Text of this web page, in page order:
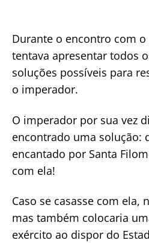
Durante o encontro com
tentava apresentar todos
soluções possíveis para
o imperador.
O imperador por sua vez
encontrado uma solução:
encantado por Santa
com ela!
Caso se casasse com ela,
mas também colocaria
exército ao dispor do